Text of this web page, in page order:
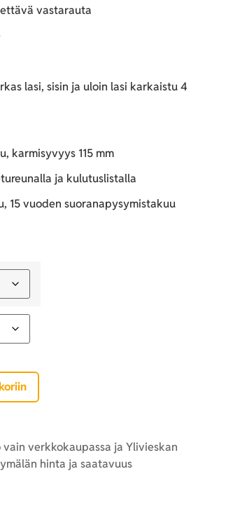
vastarauta
lasi, sisin ja uloin lasi karkaistu 4
karmisyvyys 115 mm
ja kulutuslistalla
15 vuoden suoranapysymistakuu
verkkokaupassa ja Ylivieskan
hinta ja saatavuus